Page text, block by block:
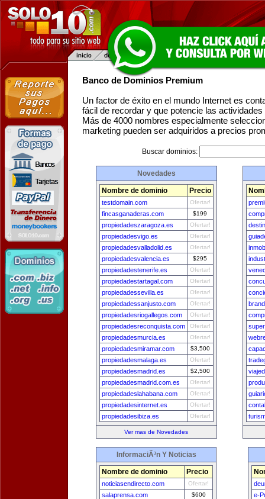
Banco de Dominios Premium
Un factor de éxito en el mundo Internet es
fácil de recordar y que potencie las
Más de 4000 nombres especialmente
marketing pueden ser adquiridos a precios
Buscar dominios:
Novedades
Nombre de dominio Precio
testdomain.com Ofertar!
fincasganaderas.com $199
propiedadeszaragoza.es Ofertar!
propiedadesvigo.es Ofertar!
propiedadesvalladolid.es Ofertar!
propiedadesvalencia.es $295
propiedadestenerife.es Ofertar!
propiedadestartagal.com Ofertar!
propiedadessevilla.es Ofertar!
propiedadessanjusto.com Ofertar!
propiedadesriogallegos.com Ofertar!
propiedadesreconquista.com Ofertar!
propiedadesmurcia.es Ofertar!
propiedadesmiramar.com $3,500
propiedadesmalaga.es Ofertar!
propiedadesmadrid.es $2,500
propiedadesmadrid.com.es Ofertar!
propiedadeslahabana.com Ofertar!
propiedadesinternet.es Ofertar!
propiedadesibiza.es Ofertar!
Ver mas de Novedades
InformaciÃ³n Y Noticias
Nombre de dominio Precio
noticiasendirecto.com Ofertar!
salaprensa.com $600
e-